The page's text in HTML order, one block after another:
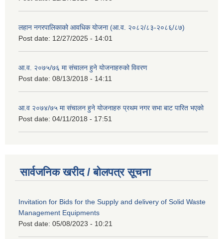
लहान नगरपालिकाको आवधिक योजना (आ.व. २०८२/८३-२०८६/८७)
Post date: 12/27/2025 - 14:01
आ.व. २०७५/७६ मा संचालन हुने योजनाहरुको विवरण
Post date: 08/13/2018 - 14:11
आ.व २०७४/७५ मा संचालन हुने योजनाहरु प्रथम नगर सभा बाट पारित भएको
Post date: 04/11/2018 - 17:51
सार्वजनिक खरीद / बोलपत्र सूचना
Invitation for Bids for the Supply and delivery of Solid Waste
Management Equipments
Post date: 05/08/2023 - 10:21